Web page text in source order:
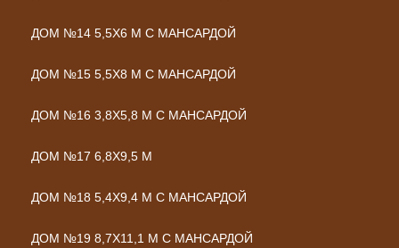
ДОМ №14 5,5Х6 М С МАНСАРДОЙ
ДОМ №15 5,5Х8 М С МАНСАРДОЙ
ДОМ №16 3,8Х5,8 М С МАНСАРДОЙ
ДОМ №17 6,8Х9,5 М
ДОМ №18 5,4Х9,4 М С МАНСАРДОЙ
ДОМ №19 8,7Х11,1 М С МАНСАРДОЙ